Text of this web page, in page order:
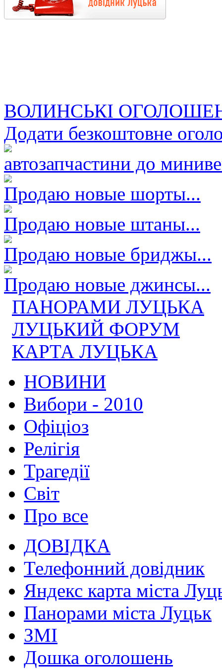
ВОЛИНСЬКІ
Додати безкоштовне
автозапчастини до
Продаю новые шорты...
Продаю новые штаны...
Продаю новые бриджы...
Продаю новые джинсы...
ПАНОРАМИ ЛУЦЬКА
ЛУЦЬКИЙ ФОРУМ
КАРТА ЛУЦЬКА
НОВИНИ
Вибори - 2010
Офіціоз
Релігія
Трагедії
Світ
Про все
ДОВІДКА
Телефонний довідник
Яндекс карта міста
Панорами міста Луцьк
ЗМІ
Дошка оголошень